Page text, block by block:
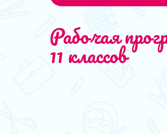
Рабочая
11 классов